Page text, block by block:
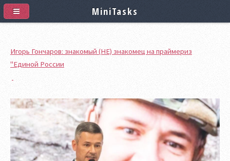
Игорь Гончаров: знакомый (НЕ) знакомец на праймериз
"Единой России
MiniTasks